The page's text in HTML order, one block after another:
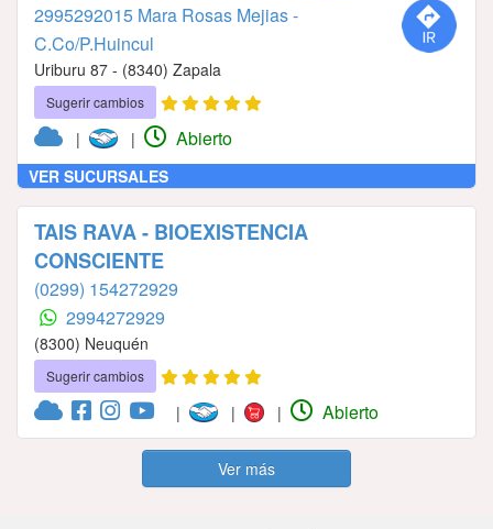
2995292015 Mara Rosas Mejias -
C.Co/P.Huincul
Uriburu 87 - (8340) Zapala
Sugerir cambios
| | Abierto
VER SUCURSALES
TAIS RAVA - BIOEXISTENCIA
CONSCIENTE
(0299) 154272929
2994272929
(8300) Neuquén
Sugerir cambios
| | | Abierto
Ver más